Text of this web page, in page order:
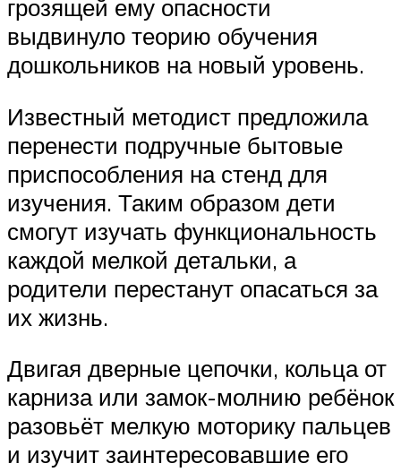
грозящей ему опасности
выдвинуло теорию обучения
дошкольников на новый уровень.
Известный методист предложила
перенести подручные бытовые
приспособления на стенд для
изучения. Таким образом дети
смогут изучать функциональность
каждой мелкой детальки, а
родители перестанут опасаться за
их жизнь.
Двигая дверные цепочки, кольца от
карниза или замок-молнию ребёнок
разовьёт мелкую моторику пальцев
и изучит заинтересовавшие его